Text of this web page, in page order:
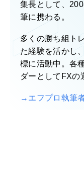
集長として、
筆に携わる。
多くの勝ち組ト
た経験を活かし
標に活動中。各
ダーとしてFXの
→エフプロ執筆